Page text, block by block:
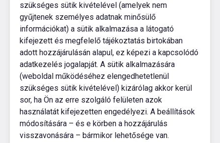
szükséges sütik kivételével (amelyek nem
gyűjtenek személyes adatnak minősülő
információkat) a sütik alkalmazása a látogató
kifejezett és megfelelő tájékoztatás birtokában
adott hozzájárulásán alapul, ez képezi a kapcsolódó
adatkezelés jogalapját. A sütik alkalmazására
(weboldal működéséhez elengedhetetlenül
szükséges sütik kivételével) kizárólag akkor kerül
sor, ha Ön az erre szolgáló felületen azok
használatát kifejezetten engedélyezi. A beállítások
módosítására – és e körben a hozzájárulás
visszavonására – bármikor lehetősége van.